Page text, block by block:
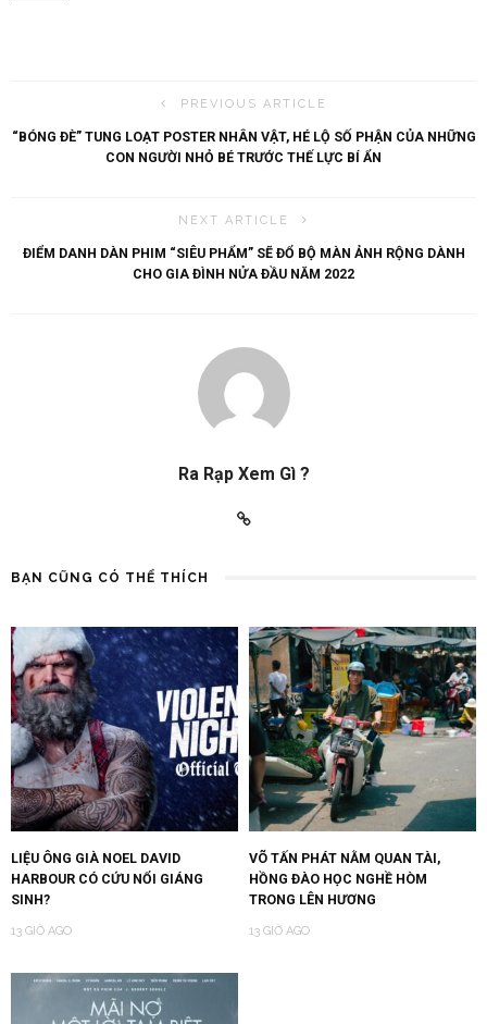
PREVIOUS ARTICLE
“BÓNG ĐÈ” TUNG LOẠT POSTER NHÂN VẬT, HÉ LỘ SỐ PHẬN CỦA NHỮNG
CON NGƯỜI NHỎ BÉ TRƯỚC THẾ LỰC BÍ ẨN
NEXT ARTICLE
ĐIỂM DANH DÀN PHIM “SIÊU PHẨM” SẼ ĐỔ BỘ MÀN ẢNH RỘNG DÀNH
CHO GIA ĐÌNH NỬA ĐẦU NĂM 2022
Ra Rạp Xem Gì ?
BẠN CŨNG CÓ THỂ THÍCH
LIỆU ÔNG GIÀ NOEL DAVID
HARBOUR CÓ CỨU NỔI GIÁNG
SINH?
13 GIỜ AGO
VÕ TẤN PHÁT NẰM QUAN TÀI,
HỒNG ĐÀO HỌC NGHỀ HÒM
TRONG LÊN HƯƠNG
13 GIỜ AGO